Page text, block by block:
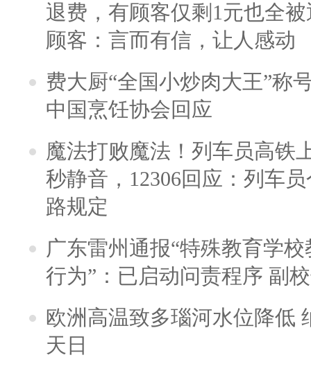
退费，有顾客仅剩1元也全
顾客：言而有信，让人感动
费大厨“全国小炒肉大王”称
中国烹饪协会回应
魔法打败魔法！列车员高铁
秒静音，12306回应：列车
路规定
广东雷州通报“特殊教育学
行为”：已启动问责程序 副
欧洲高温致多瑙河水位降低
天日